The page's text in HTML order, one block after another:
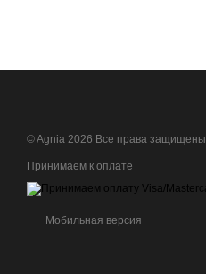
© Agnia 2026 Все права защищены
Принимаем к оплате
Мобильная версия